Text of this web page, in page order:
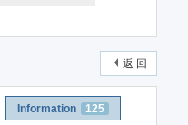
返 回
Information 125